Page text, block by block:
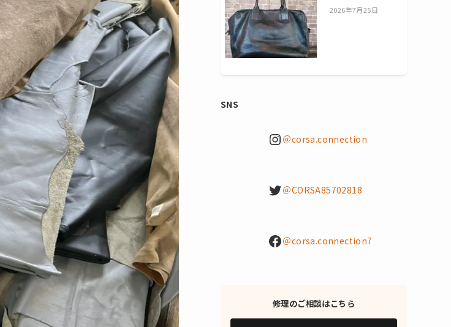
2026年7月25日
SNS
Instagram ＠corsa.connection
Twitter ＠CORSA85702818
Facebook ＠corsa.connection7
修理のご相談はこちら